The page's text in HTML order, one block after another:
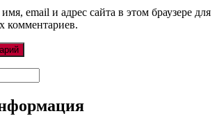
email и адрес сайта в этом браузере для
комментариев.